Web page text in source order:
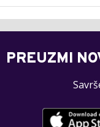
PREUZMI